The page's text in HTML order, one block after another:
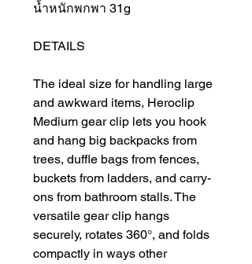
น้ำหนักพกพา 31g
DETAILS
The ideal size for handling large
and awkward items, Heroclip
Medium gear clip lets you hook
and hang big backpacks from
trees, duffle bags from fences,
buckets from ladders, and carry-
ons from bathroom stalls. The
versatile gear clip hangs
securely, rotates 360°, and folds
compactly in ways other